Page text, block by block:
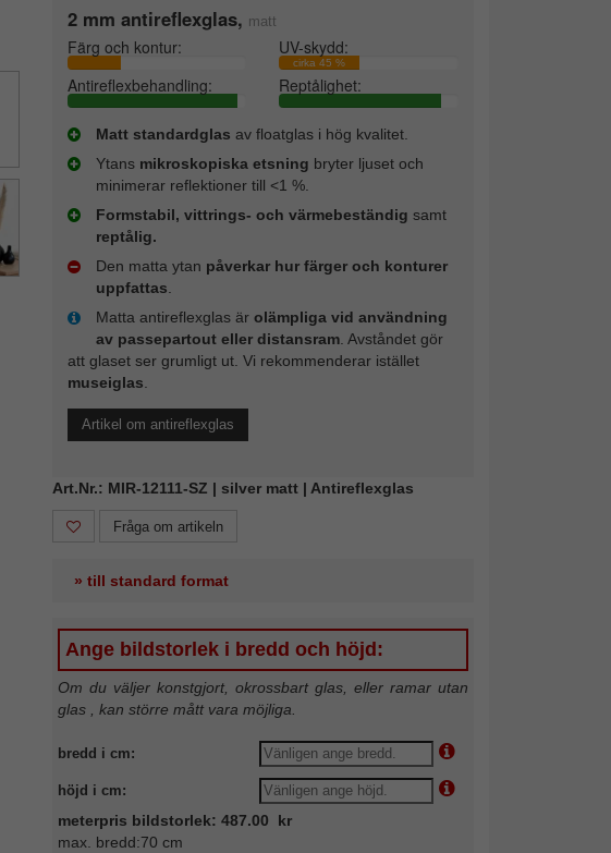
2 mm antireflexglas, matt
Färg och kontur: UV-skydd:
cirka 45 %
Antireflexbehandling: Reptålighet:
Matt standardglas av floatglas i hög kvalitet.
Ytans mikroskopiska etsning bryter ljuset och
minimerar reflektioner till <1 %.
Formstabil, vittrings- och värmebeständig samt
reptålig.
Den matta ytan påverkar hur färger och konturer
uppfattas
Matta antireflexglas är olämpliga vid användning
av passepartout eller distansram. Avståndet gör
att glaset ser grumligt ut. Vi rekommenderar istället
museiglas
Artikel om antireflexglas
Art.Nr.: MIR-12111-SZ | silver matt | Antireflexglas
Fråga om artikeln
» till standard format
Ange bildstorlek i bredd och höjd:
Om du väljer konstgjort, okrossbart glas, eller ramar utan
glas , kan större mått vara möjliga.
bredd i cm:
höjd i cm:
meterpris bildstorlek: 487.00 kr
max. bredd:70 cm